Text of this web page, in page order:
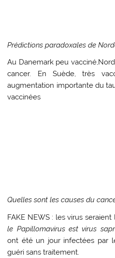
Prédictions paradoxales de
Au Danemark peu
cancer. En Suède, très
augmentation importante du
vaccinées
Quelles sont les causes du
FAKE NEWS : les virus seraient
le Papillomavirus est virus
ont été un jour infectées par
guéri sans traitement.